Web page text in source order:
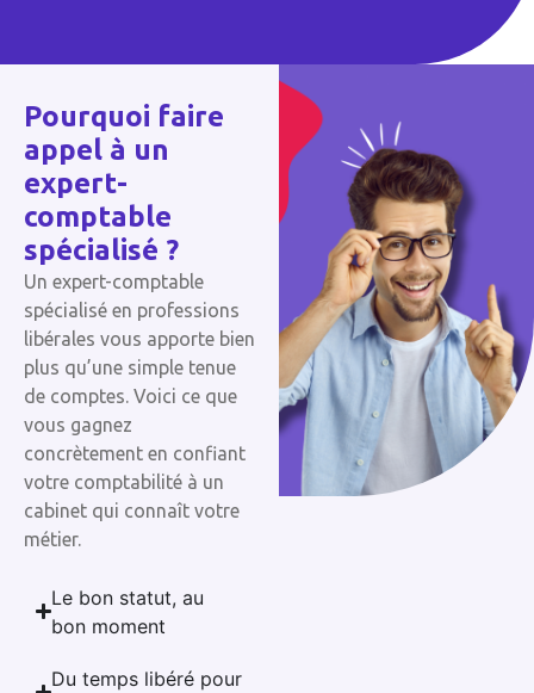
Pourquoi faire
appel à un
expert-
comptable
spécialisé ?
Un expert-comptable
spécialisé en professions
libérales vous apporte bien
plus qu’une simple tenue
de comptes. Voici ce que
vous gagnez
concrètement en confiant
votre comptabilité à un
cabinet qui connaît votre
métier.
Le bon statut, au
bon moment
Du temps libéré pour